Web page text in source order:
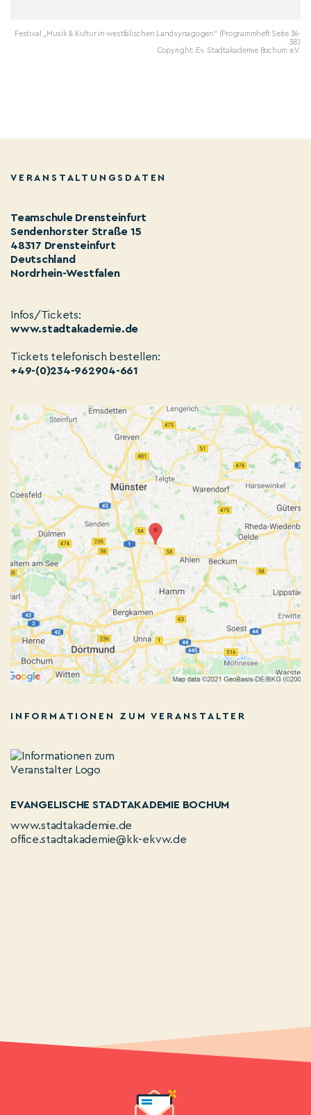
Festival „Musik & Kultur in westfälischen Landsynagogen“ (Programmheft Seite 36-
38)
Copyright: Ev. Stadtakademie Bochum e.V.
VERANSTALTUNGSDATEN
Teamschule Drensteinfurt
Sendenhorster Straße 15
48317 Drensteinfurt
Deutschland
Nordrhein-Westfalen
Infos/Tickets:
www.stadtakademie.de
Tickets telefonisch bestellen:
+49-(0)234-962904-661
INFORMATIONEN ZUM VERANSTALTER
EVANGELISCHE STADTAKADEMIE BOCHUM
www.stadtakademie.de
office.stadtakademie@kk-ekvw.de